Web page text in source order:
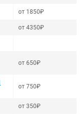
от 1850₽
от 4350₽
от 650₽
от 750₽
от 350₽